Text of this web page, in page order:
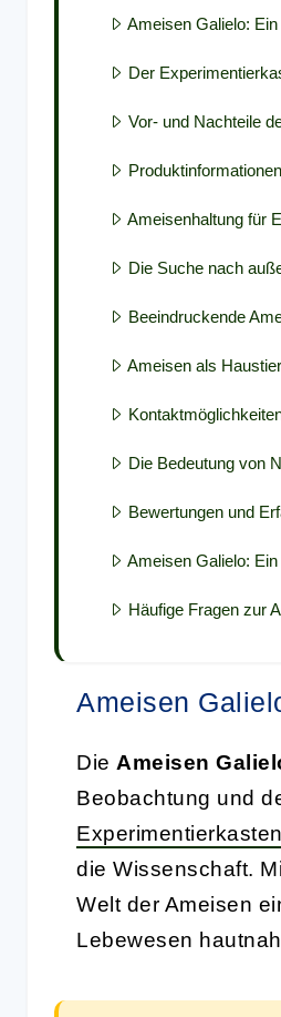
Ameisen Galielo:
Der
Vor- und Nachteile
Ameisenhaltung für
Die Suche nach
Beeindruckende
Ameisen als
Die Bedeutung von
Bewertungen und
Ameisen Galielo:
Häufige Fragen zur
Ameisen
Die Ameisen
Beobachtung und
Experimentierkasten
die Wissenschaft.
Welt der Ameisen
Lebewesen